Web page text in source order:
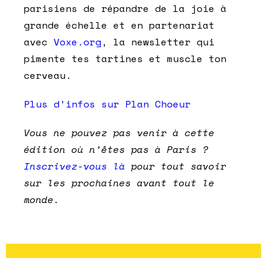
parisiens de répandre de la joie à
grande échelle et en partenariat
avec Voxe.org , la newsletter qui
pimente tes tartines et muscle ton
cerveau.
Plus d’infos sur Plan Choeur
Vous ne pouvez pas venir à cette
édition où n’êtes pas à Paris ?
Inscrivez-vous là pour tout savoir
sur les prochaines avant tout le
monde.